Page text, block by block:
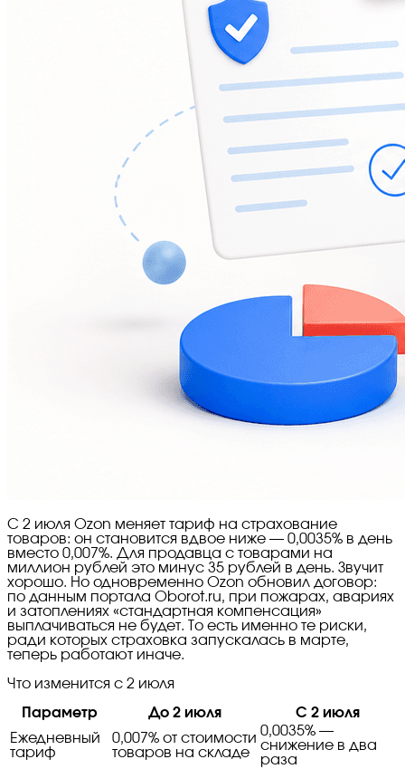
С 2 июля Ozon меняет тариф на страхование
товаров: он становится вдвое ниже — 0,0035% в день
вместо 0,007%. Для продавца с товарами на
миллион рублей это минус 35 рублей в день. Звучит
хорошо. Но одновременно Ozon обновил договор:
по данным портала Oborot.ru, при пожарах, авариях
и затоплениях «стандартная компенсация»
выплачиваться не будет. То есть именно те риски,
ради которых страховка запускалась в марте,
теперь работают иначе.
Что изменится с 2 июля
Параметр До 2 июля
С 2 июля
Ежедневный
тариф
0,007% от стоимости
товаров на складе
0,0035% —
снижение в два
раза